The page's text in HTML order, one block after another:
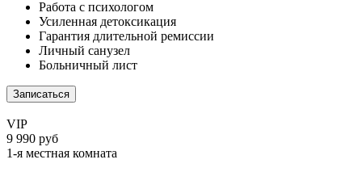
Работа с психологом
Усиленная детоксикация
Гарантия длительной ремиссии
Личный санузел
Больничный лист
Записаться
VIP
9 990 руб
1-я местная комната